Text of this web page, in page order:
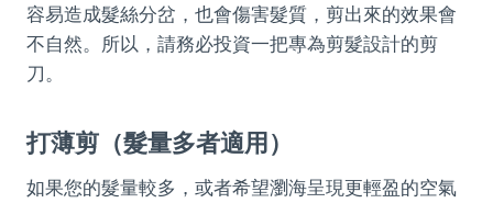
容易造成髮絲分岔，也會傷害髮質，剪出來的效果會
不自然。所以，請務必投資一把專為剪髮設計的剪
刀。
打薄剪（髮量多者適用）
如果您的髮量較多，或者希望瀏海呈現更輕盈的空氣